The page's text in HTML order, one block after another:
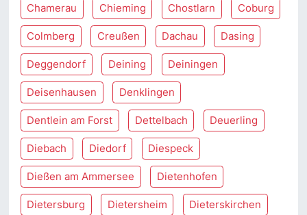
Chamerau Chieming Chostlarn Coburg
Colmberg Creußen Dachau Dasing
Deggendorf Deining Deiningen
Deisenhausen Denklingen
Dentlein am Forst Dettelbach Deuerling
Diebach Diedorf Diespeck
Dießen am Ammersee Dietenhofen
Dietersburg Dietersheim Dieterskirchen